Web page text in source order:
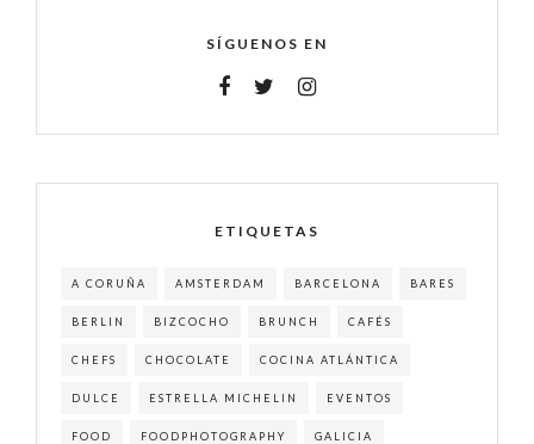
SÍGUENOS EN
ETIQUETAS
A CORUÑA AMSTERDAM BARCELONA BARES
BERLIN BIZCOCHO BRUNCH CAFÉS
CHEFS CHOCOLATE COCINA ATLÁNTICA
DULCE ESTRELLA MICHELIN EVENTOS
FOOD FOODPHOTOGRAPHY GALICIA